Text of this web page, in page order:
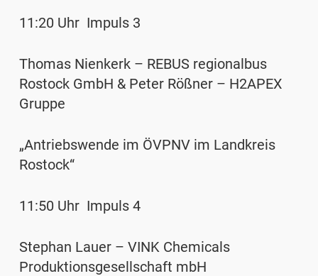
11:20 Uhr Impuls 3
Thomas Nienkerk – REBUS regionalbus
Rostock GmbH & Peter Rößner – H2APEX
Gruppe
„Antriebswende im ÖVPNV im Landkreis
Rostock“
11:50 Uhr Impuls 4
Stephan Lauer – VINK Chemicals
Produktionsgesellschaft mbH